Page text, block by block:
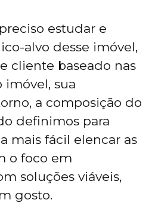
estudar e
alvo desse imóvel,
cliente baseado nas
imóvel, sua
a composição do
definimos para
mais fácil elencar as
o foco em
soluções viáveis,
gosto.